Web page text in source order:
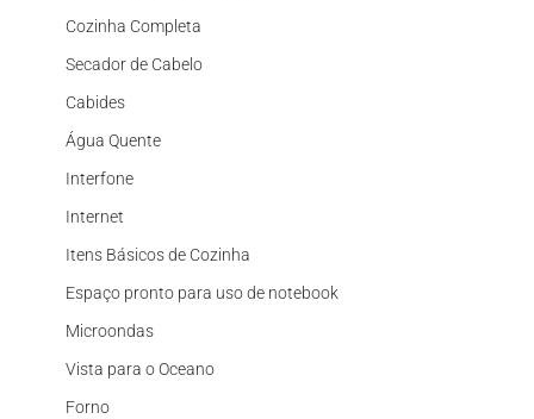
Cozinha Completa
Secador de Cabelo
Cabides
Água Quente
Interfone
Internet
Itens Básicos de Cozinha
Espaço pronto para uso de notebook
Microondas
Vista para o Oceano
Forno